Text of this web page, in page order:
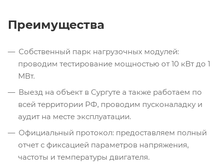
Преимущества
Собственный парк нагрузочных модулей:
проводим тестирование мощностью от 10 кВт до 1
МВт.
Выезд на объект в Сургуте а также работаем по
всей территории РФ, проводим пусконаладку и
аудит на месте эксплуатации.
Официальный протокол: предоставляем полный
отчет с фиксацией параметров напряжения,
частоты и температуры двигателя.